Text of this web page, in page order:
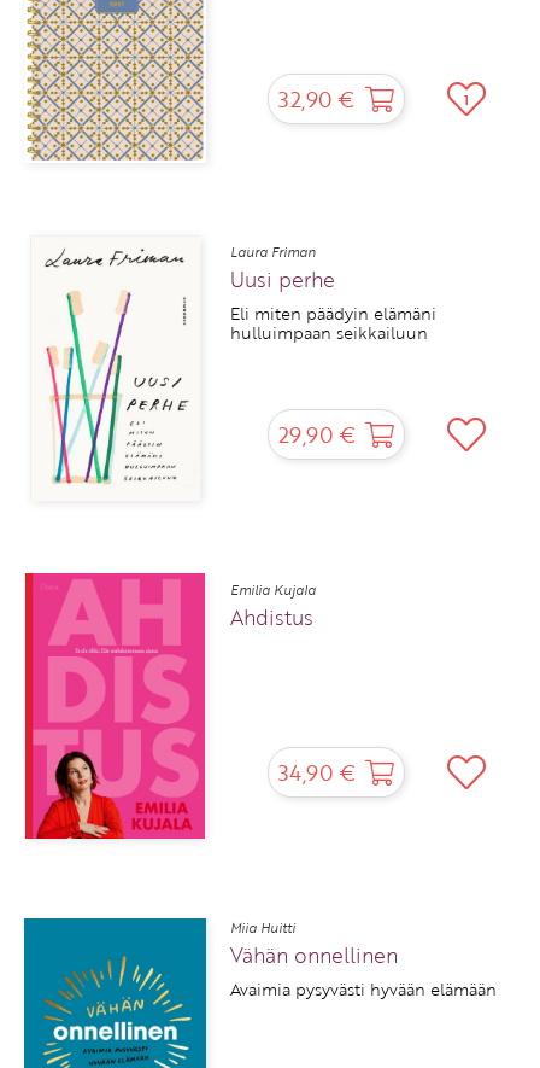
32,90 € 1
Laura Friman
Uusi perhe
Eli miten päädyin elämäni
hulluimpaan seikkailuun
29,90 €
Emilia Kujala
Ahdistus
34,90 €
Miia Huitti
Vähän onnellinen
Avaimia pysyvästi hyvään elämään